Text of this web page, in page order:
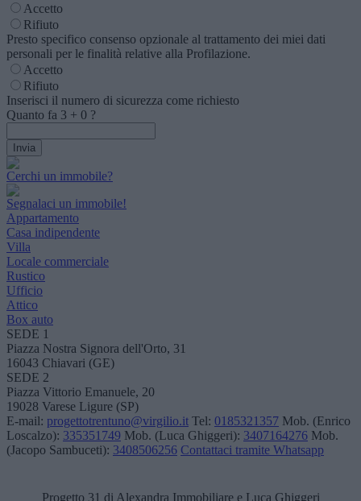
Accetto
Rifiuto
Presto specifico consenso opzionale al trattamento dei miei dati
personali per le finalità relative alla Profilazione.
Accetto
Rifiuto
Inserisci il numero di sicurezza come richiesto
Quanto fa 3 + 0 ?
Cerchi un immobile?
Segnalaci un immobile!
Appartamento
Casa indipendente
Villa
Locale commerciale
Rustico
Ufficio
Attico
Box auto
SEDE 1
Piazza Nostra Signora dell'Orto, 31
16043 Chiavari (GE)
SEDE 2
Piazza Vittorio Emanuele, 20
19028 Varese Ligure (SP)
E-mail: progettotrentuno@virgilio.it Tel: 0185321357 Mob. (Enrico
Loscalzo): 335351749 Mob. (Luca Ghiggeri): 3407164276 Mob.
(Jacopo Sambuceti): 3408506256 Contattaci tramite Whatsapp
Progetto 31 di Alexandra Immobiliare e Luca Ghiggeri